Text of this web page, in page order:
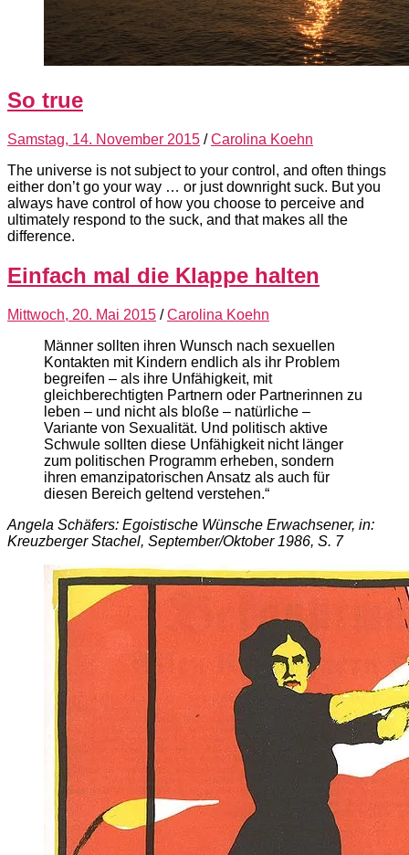
So true
Samstag, 14. November 2015 /Carolina Koehn
The universe is not subject to your control, and often things
either don’t go your way … or just downright suck. But you
always have control of how you choose to perceive and
ultimately respond to the suck, and that makes all the
difference.
Einfach mal die Klappe halten
Mittwoch, 20. Mai 2015 /Carolina Koehn
Männer sollten ihren Wunsch nach sexuellen
Kontakten mit Kindern endlich als ihr Problem
begreifen – als ihre Unfähigkeit, mit
gleichberechtigten Partnern oder Partnerinnen zu
leben – und nicht als bloße – natürliche –
Variante von Sexualität. Und politisch aktive
Schwule sollten diese Unfähigkeit nicht länger
zum politischen Programm erheben, sondern
ihren emanzipatorischen Ansatz als auch für
diesen Bereich geltend verstehen.“
Angela Schäfers: Egoistische Wünsche Erwachsener, in:
Kreuzberger Stachel, September/Oktober 1986, S. 7